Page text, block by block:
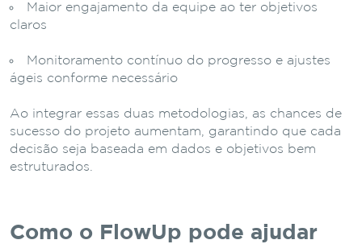
Maior engajamento da equipe ao ter objetivos
claros
Monitoramento contínuo do progresso e ajustes
ágeis conforme necessário
Ao integrar essas duas metodologias, as chances de
sucesso do projeto aumentam, garantindo que cada
decisão seja baseada em dados e objetivos bem
estruturados.
Como o FlowUp pode ajudar